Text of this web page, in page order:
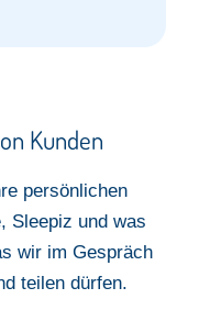
Kunden​
persönlichen
Sleepiz und was
wir im Gespräch
teilen dürfen.